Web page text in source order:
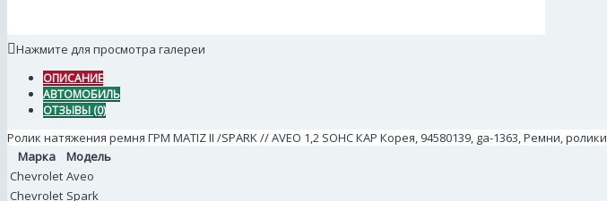
Нажмите для просмотра галереи
ОПИСАНИЕ
АВТОМОБИЛЬ
ОТЗЫВЫ (0)
Ролик натяжения ремня ГРМ MATIZ II /SPARK // AVEO 1,2 SOHC КАР Корея, 94580139, ga-1363, Ремни, ролики
Марка
Модель
Chevrolet Aveo
Chevrolet Spark